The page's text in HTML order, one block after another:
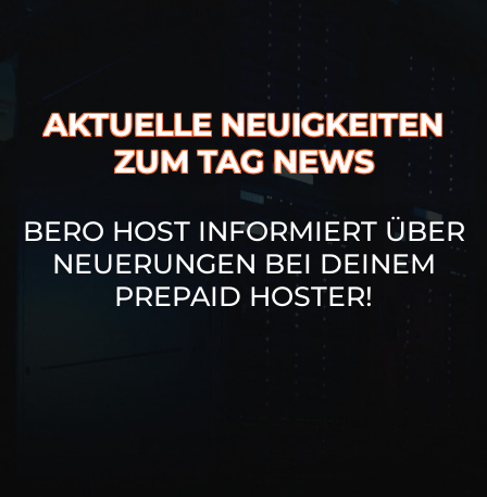
AKTUELLE NEUIGKEITEN
ZUM TAG NEWS
BERO HOST INFORMIERT ÜBER
NEUERUNGEN BEI DEINEM
PREPAID HOSTER!